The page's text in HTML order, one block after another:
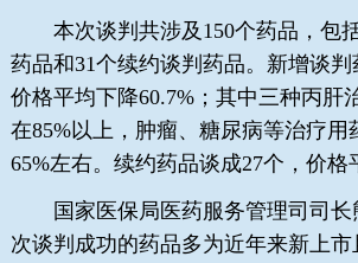
本次谈判共涉及150个药品，包括
药品和31个续约谈判药品。新增谈判
价格平均下降60.7%；其中三种丙肝
在85%以上，肿瘤、糖尿病等治疗用
65%左右。续约药品谈成27个，价格
国家医保局医药服务管理司司长
次谈判成功的药品多为近年来新上